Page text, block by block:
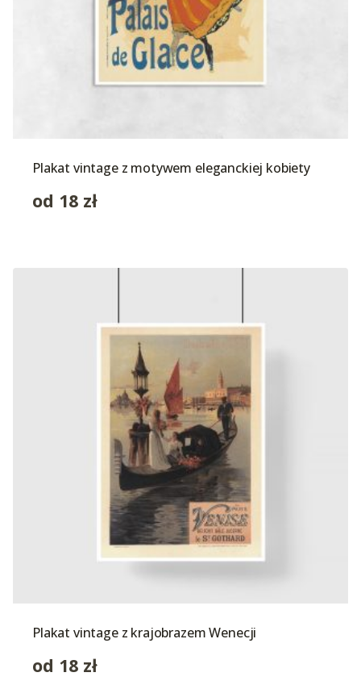
Plakat vintage z motywem eleganckiej kobiety
od 18 zł
Plakat vintage z krajobrazem Wenecji
od 18 zł